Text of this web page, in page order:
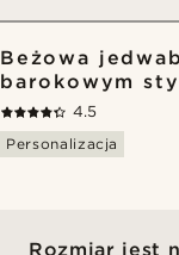
Beżowa
barokowym
4.5
Personalizacja
Rozmiar jest